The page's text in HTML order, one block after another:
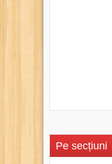
Pe secțiuni